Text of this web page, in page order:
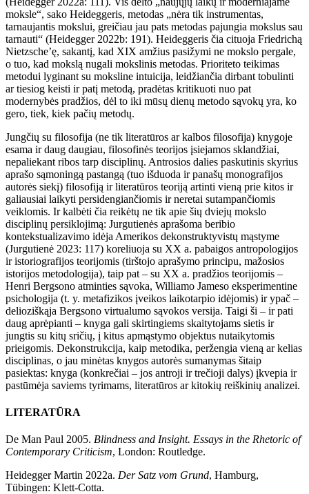
moksle“, sako Heideggeris, metodas „nėra tik instrumentas,
tarnaujantis mokslui, greičiau jau pats metodas pajungia mokslus sau
tarnauti“ (Heidegger 2022b: 191). Heideggeris čia cituoja Friedrichą
Nietzsche’ę, sakantį, kad XIX amžius pasižymi ne mokslo pergale,
o tuo, kad mokslą nugali mokslinis metodas. Prioriteto teikimas
metodui lyginant su moksline intuicija, leidžiančia dirbant tobulinti
ar tiesiog keisti ir patį metodą, pradėtas kritikuoti nuo pat
modernybės pradžios, dėl to iki mūsų dienų metodo sąvokų yra, ko
gero, tiek, kiek pačių metodų.
Jungčių su filosofija (ne tik literatūros ar kalbos filosofija) knygoje
esama ir daug daugiau, filosofinės teorijos įsiejamos sklandžiai,
nepaliekant ribos tarp disciplinų. Antrosios dalies paskutinis skyrius
aprašo sąmoningą pastangą (tuo išduoda ir panašų monografijos
autorės siekį) filosofiją ir literatūros teoriją artinti vieną prie kitos ir
galiausiai laikyti persidengiančiomis ir neretai sutampančiomis
veiklomis. Ir kalbėti čia reikėtų ne tik apie šių dviejų mokslo
disciplinų persiklojimą: Jurgutienės aprašoma beribio
kontekstualizavimo idėja Amerikos dekonstruktyvistų mąstyme
(Jurgutienė 2023: 117) koreliuoja su XX a. pabaigos antropologijos
ir istoriografijos teorijomis (tirštojo aprašymo principu, mažosios
istorijos metodologija), taip pat – su XX a. pradžios teorijomis –
Henri Bergsono atminties sąvoka, Williamo Jameso eksperimentine
psichologija (t. y. metafizikos įveikos laikotarpio idėjomis) ir ypač –
delioziškąja Bergsono virtualumo sąvokos versija. Taigi ši – ir pati
daug aprėpianti – knyga gali skirtingiems skaitytojams sietis ir
jungtis su kitų sričių, į kitus apmąstymo objektus nutaikytomis
prieigomis. Dekonstrukcija, kaip metodika, peržengia vieną ar kelias
disciplinas, o jau minėtas knygos autorės sumanymas šitaip
pasiektas: knyga (konkrečiai – jos antroji ir trečioji dalys) įkvepia ir
pastūmėja saviems tyrimams, literatūros ar kitokių reiškinių analizei.
LITERATŪRA
De Man Paul 2005. Blindness and Insight. Essays in the Rhetoric of
Contemporary Criticism, London: Routledge.
Heidegger Martin 2022a. Der Satz vom Grund, Hamburg,
Tübingen: Klett-Cotta.